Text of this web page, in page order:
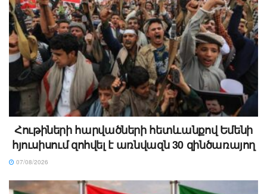
Հութիների հարվածների հետևանքով Եմենի
հյուսիսում զոհվել է առնվազն 30 զինծառայող
07/08/2026